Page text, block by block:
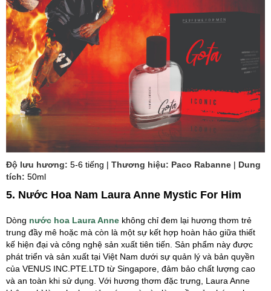
Độ lưu hương: 5-6 tiếng | Thương hiệu: Paco Rabanne | Dung
tích: 50ml
5. Nước Hoa Nam Laura Anne Mystic For Him
Dòng nước hoa Laura Anne không chỉ đem lại hương thơm trẻ
trung đầy mê hoặc mà còn là một sự kết hợp hoàn hảo giữa thiết
kế hiện đại và công nghệ sản xuất tiên tiến. Sản phẩm này được
phát triển và sản xuất tại Việt Nam dưới sự quản lý và bản quyền
của VENUS INC.PTE.LTD từ Singapore, đảm bảo chất lượng cao
và an toàn khi sử dụng. Với hương thơm đặc trưng, Laura Anne